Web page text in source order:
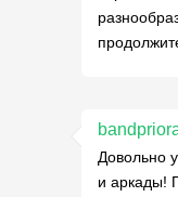
Довольно
и аркады!